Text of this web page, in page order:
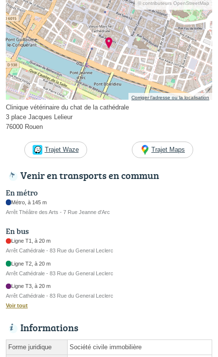
© contributeurs OpenStreetMap
Corriger l’adresse ou la localisation
Clinique vétérinaire du chat de la cathédrale
3 place Jacques Lelieur
76000 Rouen
Trajet Waze Trajet Maps
Venir en transports en commun
En métro
Métro, à 145 m
Arrêt Théâtre des Arts - 7 Rue Jeanne d'Arc
En bus
Ligne T1, à 20 m
Arrêt Cathédrale - 83 Rue du General Leclerc
Ligne T2, à 20 m
Arrêt Cathédrale - 83 Rue du General Leclerc
Ligne T3, à 20 m
Arrêt Cathédrale - 83 Rue du General Leclerc
Voir tout
Informations
Forme juridique Société civile immobilière